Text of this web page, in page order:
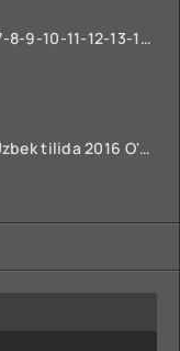
Dokon yulduzi 1-2-3-4-5-6-7-8-9-10-11-12-13-14-15-16-17 Qism Uzbek tilida koreya seryali barcha qismlari o'zbek tilida
Oz joniga qasd qiluvchilar Uzbek tilida 2016 O'zbekcha tarjima kino 720p HD skachat